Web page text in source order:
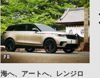
海へ、アートへ、レンジロ